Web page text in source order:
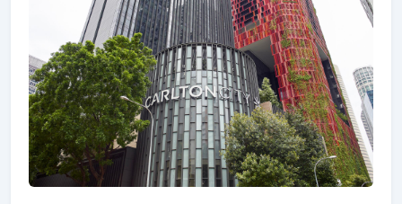
tenang di properti ini meluas hingga fasilitas
rekreasinya yang meliputi pusat kebugaran, kolam
renang luar ruangan. Apa pun alasan Anda
mengunjungi Singapura, Furama City Centre Hotel
akan membuat Anda langsung merasa seperti di
rumah.